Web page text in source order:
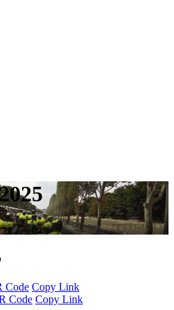
Code Copy Link
Code Copy Link